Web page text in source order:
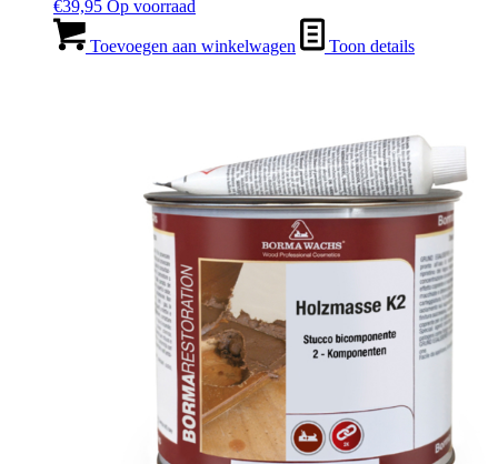
€39,95 Op voorraad
Toevoegen aan winkelwagen Toon details